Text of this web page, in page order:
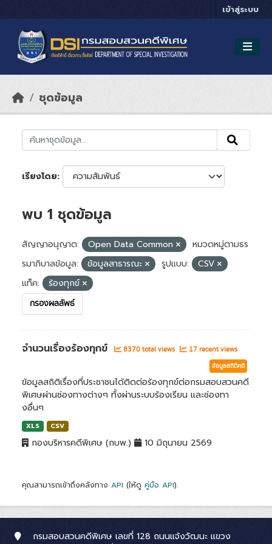
เข้าสู่ระบบ
ชุดข้อมูล
เรียงโดย
พบ 1 ชุดข้อมูล
สัญญาอนุญาต: Open Data Common
หมวดหมู่ตามธร
รมาภิบาลข้อมูล:
ข้อมูลสาธารณะ รูปแบบ:
CSV
แท็ค:
ร้องทุกข์
กรองผลลัพธ์
จำนวนเรื่องร้องทุกข์ 8370 total views 17 recent views
ข้อมูลสถิติคดี
ข้อมูลสถิติเรื่องที่ประชาชนได้ติดต่อร้องทุกข์ต่อกรมสอบสวนคดี
พิเศษผ่านช่องทางต่างๆ ทั้งผ่านระบบร้องเรียน และช่องทา
งอื่นๆ
XLS CSV
กองบริหารคดีพิเศษ (กบพ.) 10 มิถุนายน 2569
คุณสามารถเข้าถึงคลังทาง API (ให้ดู คู่มือ API).
กรมสอบสวนคดีพิเศษ เลขที่ 128 ถนนแจ้งวัฒนะ แขวง